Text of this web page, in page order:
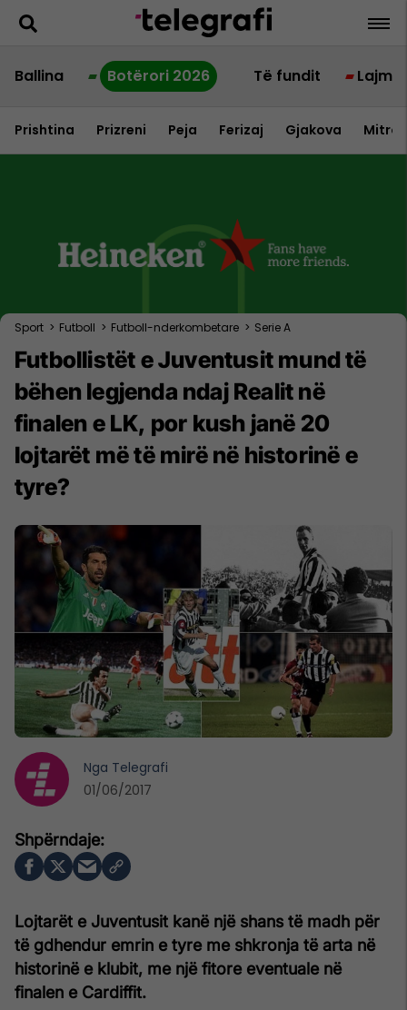
Ballina Botërori 2026 Të fundit Lajme
Prishtina Prizreni Peja Ferizaj Gjakova
Sport > Futboll > Futboll-nderkombetare > Serie A
Futbollistët e Juventusit mund të
bëhen legjenda ndaj Realit në
finalen e LK, por kush janë 20
lojtarët më të mirë në historinë e
tyre?
Lojtarët e Juventusit kanë një shans të madh për
të gdhendur emrin e tyre me shkronja të arta në
historinë e klubit, me një fitore eventuale në
finalen e Cardiffit.
Nga Telegrafi
01/06/2017